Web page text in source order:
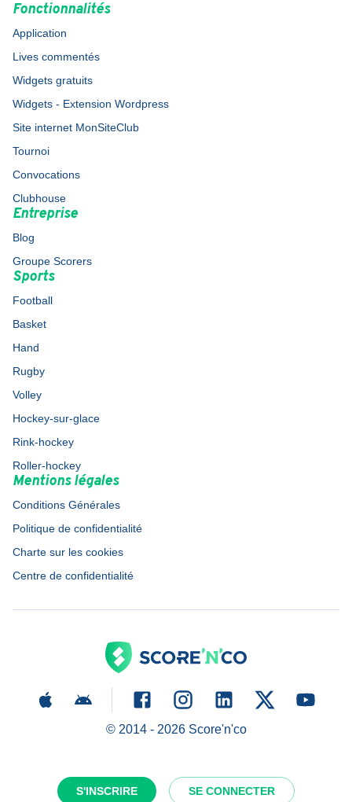
S'INSCRIRE SE CONNECTER
Fonctionnalités
Application
Lives commentés
Widgets gratuits
Widgets - Extension Wordpress
Site internet MonSiteClub
Tournoi
Convocations
Clubhouse
Entreprise
Blog
Groupe Scorers
Sports
Football
Basket
Hand
Rugby
Volley
Hockey-sur-glace
Rink-hockey
Roller-hockey
Mentions légales
Conditions Générales
Politique de confidentialité
Charte sur les cookies
Centre de confidentialité
© 2014 - 2026Score'n'co